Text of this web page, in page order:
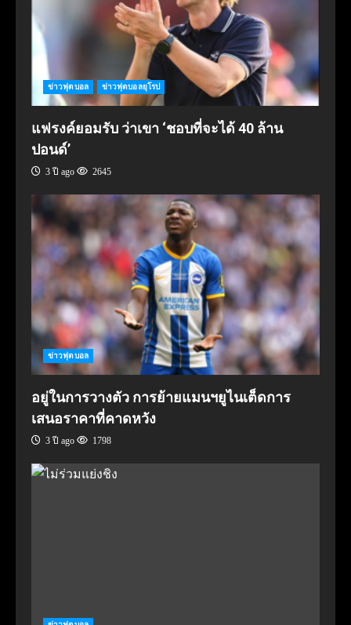
ข่าวฟุตบอล ข่าวฟุตบอลยุโรป
แฟรงค์ยอมรับ ว่าเขา ‘ชอบที่จะได้ 40 ล้าน
ปอนด์’
3 ปี ago 2645
ข่าวฟุตบอล
อยู่ในการวางตัว การย้ายแมนฯยูไนเต็ดการ
เสนอราคาที่คาดหวัง
3 ปี ago 1798